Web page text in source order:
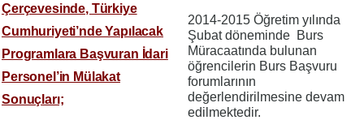
Çerçevesinde, Türkiye
Cumhuriyeti’nde Yapılacak
Programlara Başvuran İdari
Personel’in Mülakat
Sonuçları;
2014-2015 Öğretim yılında
Şubat döneminde Burs
Müracaatında bulunan
öğrencilerin Burs Başvuru
forumlarının
değerlendirilmesine devam
edilmektedir.